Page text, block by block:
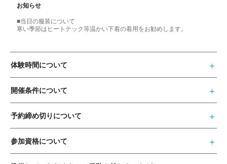
お知らせ
■当日の服装について
寒い季節はヒートテック等温かい下着の着用をお勧めします。
体験時間について
開催条件について
予約締め切りについて
参加資格について